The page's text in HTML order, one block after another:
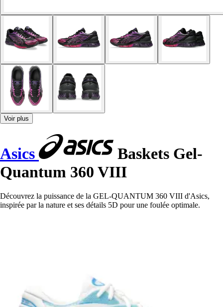
Voir plus
Asics
Baskets Gel-
Quantum 360 VIII
Découvrez la puissance de la GEL-QUANTUM 360 VIII d'Asics,
inspirée par la nature et ses détails 5D pour une foulée optimale.